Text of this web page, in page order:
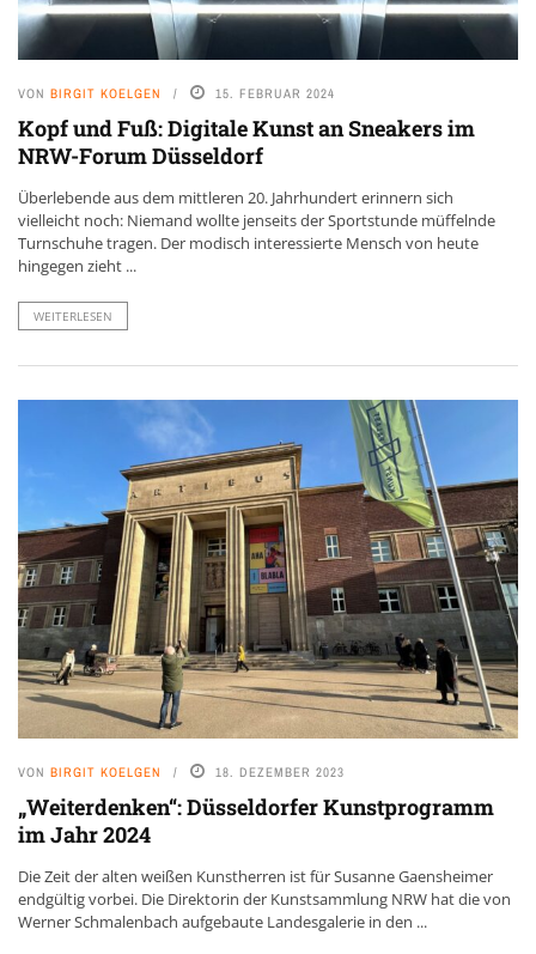
VON BIRGIT KOELGEN 15. FEBRUAR 2024
Kopf und Fuß: Digitale Kunst an Sneakers im
NRW-Forum Düsseldorf
Überlebende aus dem mittleren 20. Jahrhundert erinnern sich
vielleicht noch: Niemand wollte jenseits der Sportstunde müffelnde
Turnschuhe tragen. Der modisch interessierte Mensch von heute
hingegen zieht ...
WEITERLESEN
VON BIRGIT KOELGEN 18. DEZEMBER 2023
„Weiterdenken“: Düsseldorfer Kunstprogramm
im Jahr 2024
Die Zeit der alten weißen Kunstherren ist für Susanne Gaensheimer
endgültig vorbei. Die Direktorin der Kunstsammlung NRW hat die von
Werner Schmalenbach aufgebaute Landesgalerie in den ...